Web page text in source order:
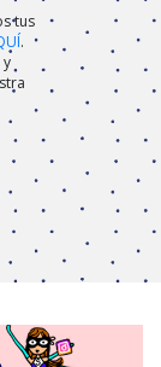
tus
.
y